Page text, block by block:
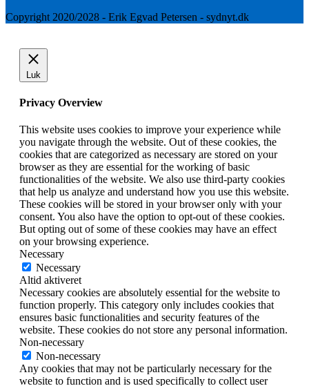
Copyright 2020/2028 - Erik Egvad Petersen - sydnyt.dk
Luk
Privacy Overview
This website uses cookies to improve your experience while
you navigate through the website. Out of these cookies, the
cookies that are categorized as necessary are stored on your
browser as they are essential for the working of basic
functionalities of the website. We also use third-party cookies
that help us analyze and understand how you use this website.
These cookies will be stored in your browser only with your
consent. You also have the option to opt-out of these cookies.
But opting out of some of these cookies may have an effect
on your browsing experience.
Necessary
Necessary
Altid aktiveret
Necessary cookies are absolutely essential for the website to
function properly. This category only includes cookies that
ensures basic functionalities and security features of the
website. These cookies do not store any personal information.
Non-necessary
Non-necessary
Any cookies that may not be particularly necessary for the
website to function and is used specifically to collect user